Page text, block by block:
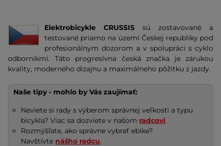
Elektrobicykle CRUSSIS sú zostavované a
testované priamo na území Českej republiky pod
profesionálnym dozorom a v spolupráci s cyklo
odborníkmi. Táto progresívna česká značka je zárukou
kvality, moderného dizajnu a maximálneho pôžitku z jazdy.
Naše tipy - mohlo by Vás zaujímať:
Neviete si rady s výberom správnej veľkosti a typu
bicykla? Viac sa dozviete v našom radcovi.
Rozmýšľate, ako správne vybrať ebike?
Navštívte nášho radcu.